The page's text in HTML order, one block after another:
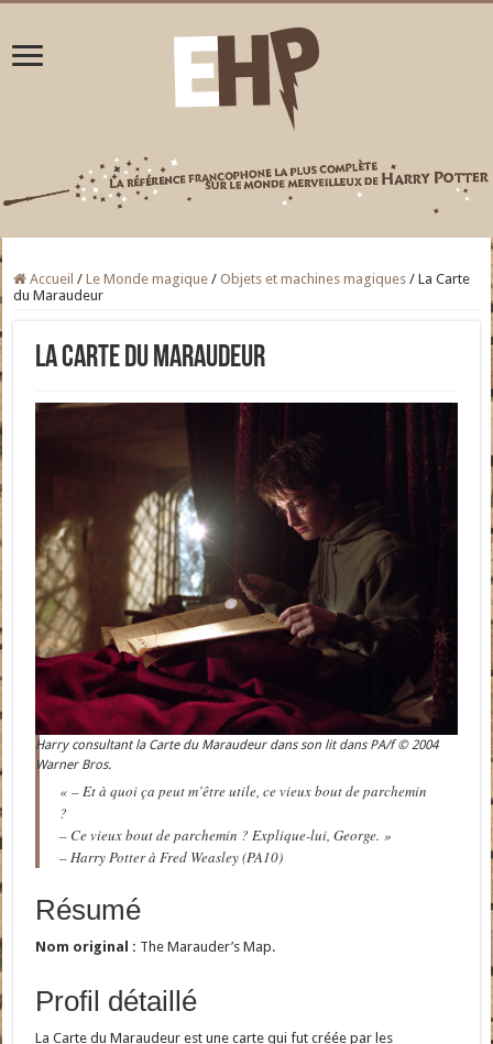
Accueil / Le Monde magique / Objets et machines magiques / La Carte
du Maraudeur
La Carte du Maraudeur
Harry consultant la Carte du Maraudeur dans son lit dans PA/f © 2004
Warner Bros.
« – Et à quoi ça peut m’être utile, ce vieux bout de parchemin
?
– Ce vieux bout de parchemin ? Explique-lui, George. »
– Harry Potter à Fred Weasley (PA10)
Résumé
Nom original : The Marauder’s Map.
Profil détaillé
La Carte du Maraudeur est une carte qui fut créée par les